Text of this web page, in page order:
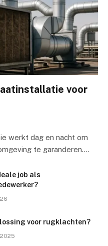
voor
werkt dag en nacht om
te garanderen.…
job als
voor rugklachten?